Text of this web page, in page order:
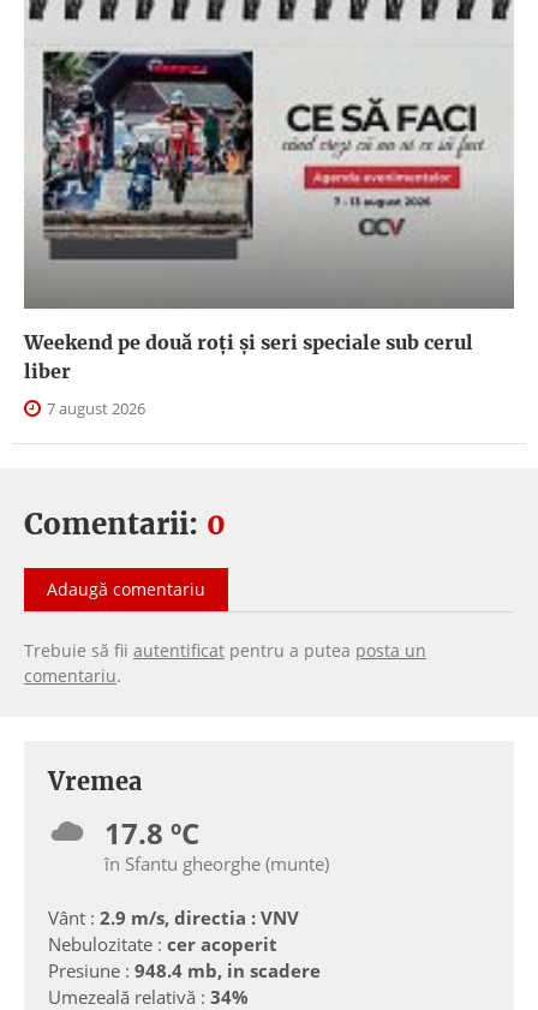
Weekend pe două roți și seri speciale sub cerul
liber
7 august 2026
Comentarii: 0
Adaugă comentariu
Trebuie să fii autentificat pentru a putea posta un
comentariu.
Vremea
17.8 ºC
în Sfantu gheorghe (munte)
Vânt : 2.9 m/s, directia : VNV
Nebulozitate : cer acoperit
Presiune : 948.4 mb, in scadere
Umezeală relativă : 34%